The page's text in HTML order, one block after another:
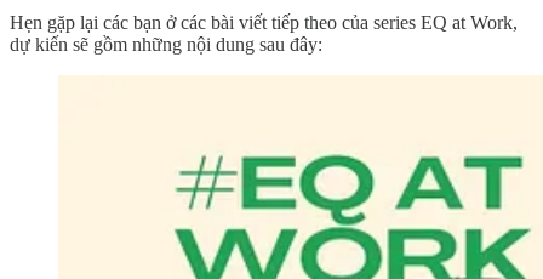
Hẹn gặp lại các bạn ở các bài viết tiếp theo của series EQ at Work,
dự kiến sẽ gồm những nội dung sau đây: